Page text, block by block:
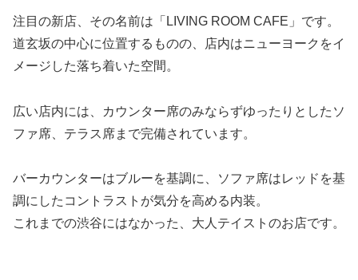
注目の新店、その名前は「LIVING ROOM CAFE」です。
道玄坂の中心に位置するものの、店内はニューヨークをイ
メージした落ち着いた空間。
広い店内には、カウンター席のみならずゆったりとしたソ
ファ席、テラス席まで完備されています。
バーカウンターはブルーを基調に、ソファ席はレッドを基
調にしたコントラストが気分を高める内装。
これまでの渋谷にはなかった、大人テイストのお店です。